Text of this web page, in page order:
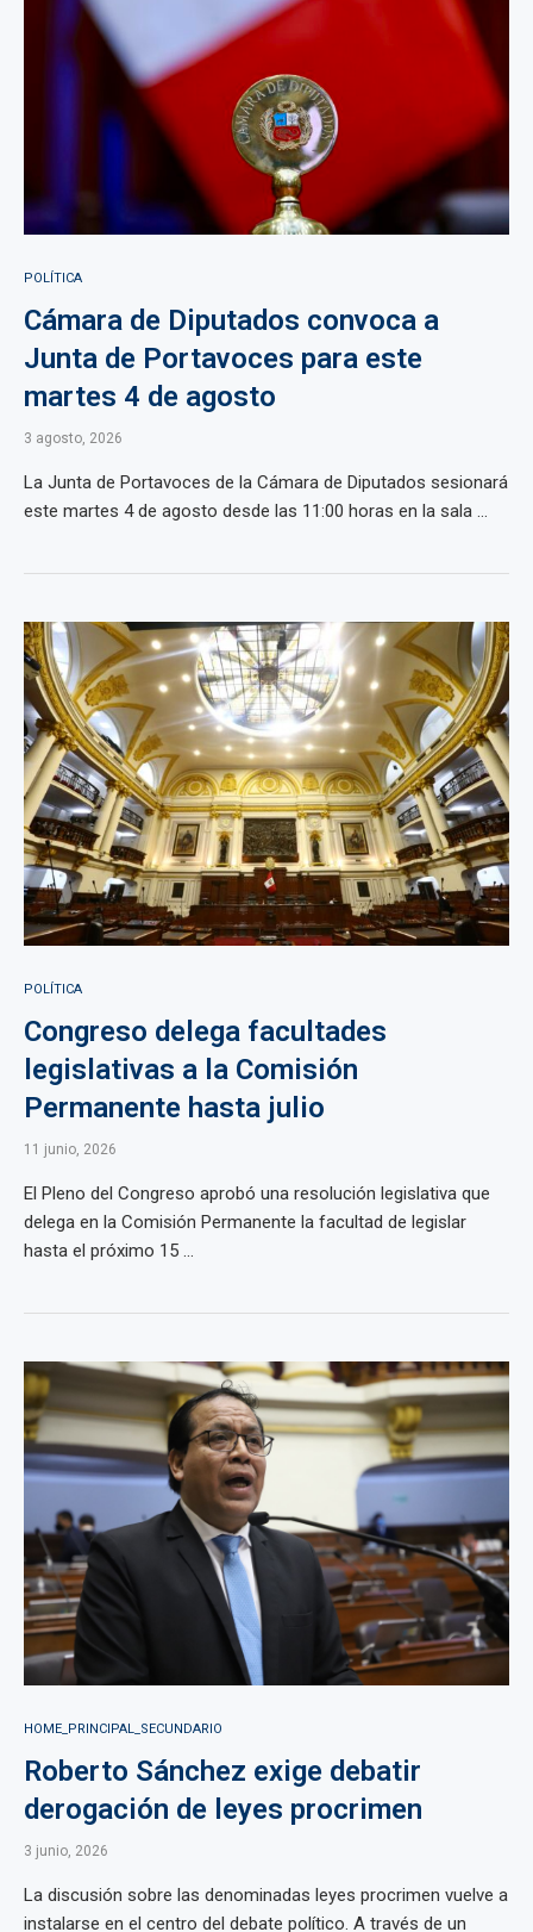
POLÍTICA
Cámara de Diputados convoca a
Junta de Portavoces para este
martes 4 de agosto
3 agosto, 2026
La Junta de Portavoces de la Cámara de Diputados sesionará
este martes 4 de agosto desde las 11:00 horas en la sala ...
POLÍTICA
Congreso delega facultades
legislativas a la Comisión
Permanente hasta julio
11 junio, 2026
El Pleno del Congreso aprobó una resolución legislativa que
delega en la Comisión Permanente la facultad de legislar
hasta el próximo 15 ...
HOME_PRINCIPAL_SECUNDARIO
Roberto Sánchez exige debatir
derogación de leyes procrimen
3 junio, 2026
La discusión sobre las denominadas leyes procrimen vuelve a
instalarse en el centro del debate político. A través de un